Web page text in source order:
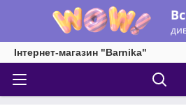
Інтернет-магазин "Barnika"